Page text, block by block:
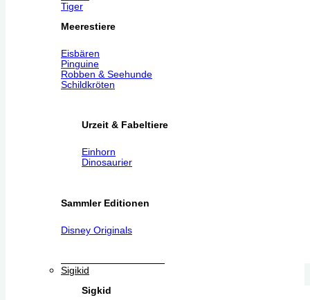
Tiger
Meerestiere
Eisbären
Pinguine
Robben & Seehunde
Schildkröten
Urzeit & Fabeltiere
Einhorn
Dinosaurier
Sammler Editionen
Disney Originals
Sigikid
Sigkid